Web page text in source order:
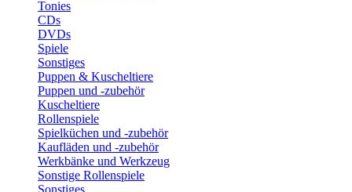
Tonies
CDs
DVDs
Spiele
Sonstiges
Puppen & Kuscheltiere
Puppen und -zubehör
Kuscheltiere
Rollenspiele
Spielküchen und -zubehör
Kaufläden und -zubehör
Werkbänke und Werkzeug
Sonstige Rollenspiele
Sonstiges